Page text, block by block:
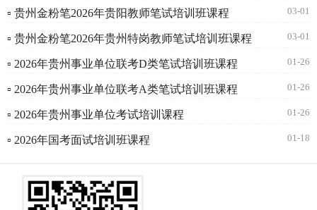
▫ 贵州金粉笔2026年贵阳教师笔试培训班课程 03-01
▫ 贵州金粉笔2026年贵州特岗教师笔试培训班课程 03-01
▫ 2026年贵州事业单位联考D类笔试培训班课程 01-26
▫ 2026年贵州事业单位联考A类笔试培训班课程 01-26
▫ 2026年贵州事业单位考试培训课程 01-26
▫ 2026年国考面试培训班课程 01-18